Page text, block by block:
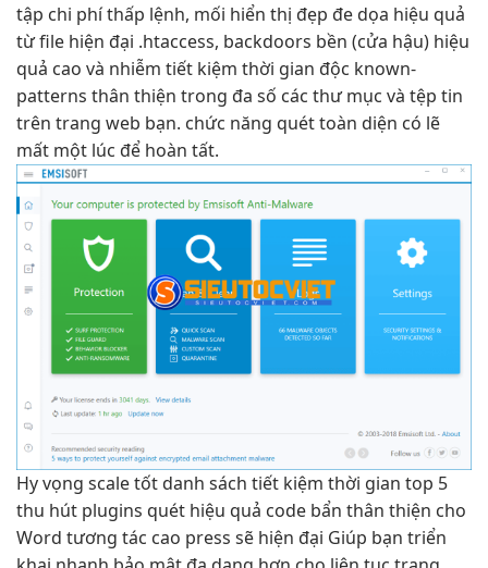
tập chi phí thấp lệnh, mối hiển thị đẹp đe dọa hiệu quả
từ file hiện đại .htaccess, backdoors bền (cửa hậu) hiệu
quả cao và nhiễm tiết kiệm thời gian độc known-
patterns thân thiện trong đa số các thư mục và tệp tin
trên trang web bạn. chức năng quét toàn diện có lẽ
mất một lúc để hoàn tất.
Hy vọng scale tốt danh sách tiết kiệm thời gian top 5
thu hút plugins quét hiệu quả code bẩn thân thiện cho
Word tương tác cao press sẽ hiện đại Giúp bạn triển